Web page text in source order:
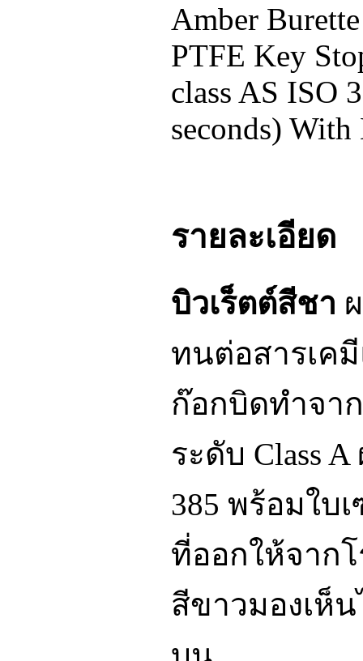
Amber
PTFE Key
class AS ISO
seconds)
รายละเอียด
บิวเร็ตต์สีชา
ทนต่อสารเค
ก๊อกบิดทำจา
ระดับ Class
385 พร้อมใบ
ที่ออกให้จาก
สีขาวมองเห็